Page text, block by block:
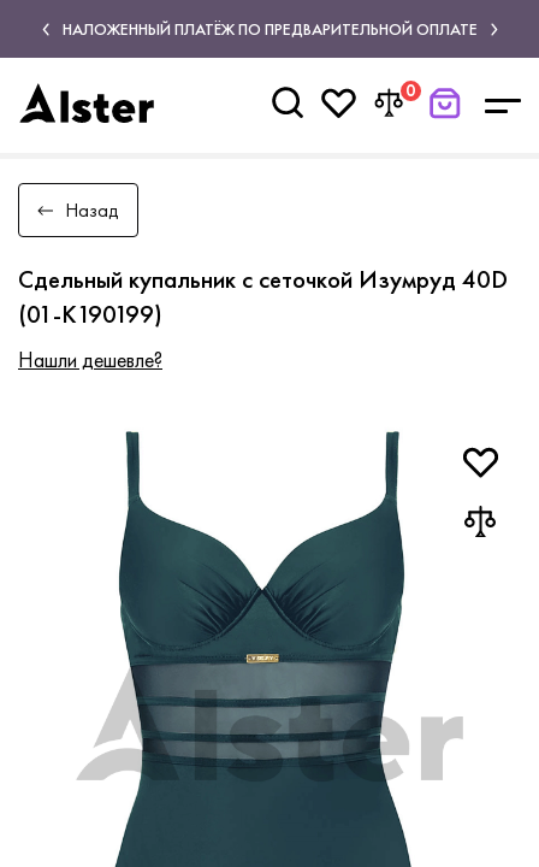
НАЛОЖЕННЫЙ ПЛАТЁЖ ПО ПРЕДВАРИТЕЛЬНОЙ ОПЛАТЕ
0
Назад
Сдельный купальник с сеточкой Изумруд 40D
(01-K190199)
Нашли дешевле?